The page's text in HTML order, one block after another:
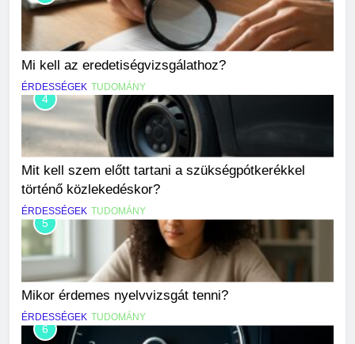
Mi kell az eredetiségvizsgálathoz?
ÉRDESSÉGEK TUDOMÁNY
4
Mit kell szem előtt tartani a szükségpótkerékkel
történő közlekedéskor?
ÉRDESSÉGEK TUDOMÁNY
5
Mikor érdemes nyelvvizsgát tenni?
ÉRDESSÉGEK TUDOMÁNY
6